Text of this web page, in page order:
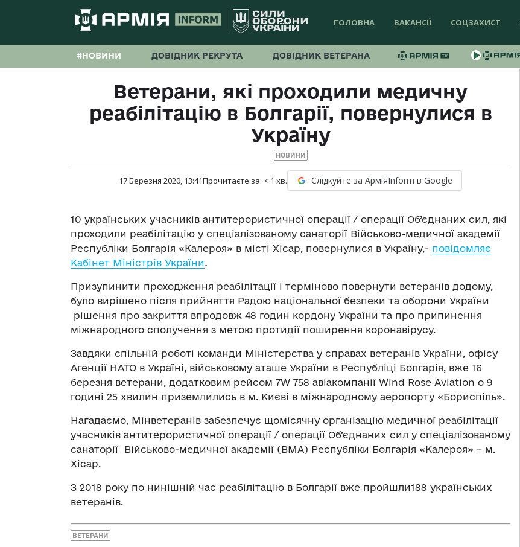
ГОЛОВНА ВАКАНСІЇ СОЦЗАХИСТ
#НОВИНИ ДОВІДНИК РЕКРУТА ДОВІДНИК ВЕТЕРАНА
Ветерани, які проходили медичну
реабілітацію в Болгарії, повернулися в
Україну
НОВИНИ
17 Березня 2020, 13:41Прочитаєте за: < 1 хв. Слідкуйте за АрміяInform в Google
10 українських учасників антитерористичної операції / операції Об’єднаних сил, які
проходили реабілітацію у спеціалізованому санаторії Військово-медичної академії
Республіки Болгарія «Калероя» в місті Хісар, повернулися в Україну,- повідомляє
Кабінет Міністрів України.
Призупинити проходження реабілітації і терміново повернути ветеранів додому,
було вирішено після прийняття Радою національної безпеки та оборони України
рішення про закриття впродовж 48 годин кордону України та про припинення
міжнародного сполучення з метою протидії поширення коронавірусу.
Завдяки спільній роботі команди Міністерства у справах ветеранів України, офісу
Агенції НАТО в Україні, військовому аташе України в Республіці Болгарія, вже 16
березня ветерани, додатковим рейсом 7W 758 авіакомпанії Wind Rose Aviation о 9
годині 25 хвилин приземлились в м. Києві в міжнародному аеропорту «Бориспіль».
Нагадаємо, Мінветеранів забезпечує щомісячну організацію медичної реабілітації
учасників антитерористичної операції / операції Об’єднаних сил у спеціалізованому
санаторії Військово-медичної академії (BMA) Республіки Болгарія «Калероя» – м.
Хісар.
З 2018 року по нинішній час реабілітацію в Болгарії вже пройшли188 українських
ветеранів.
ВЕТЕРАНИ